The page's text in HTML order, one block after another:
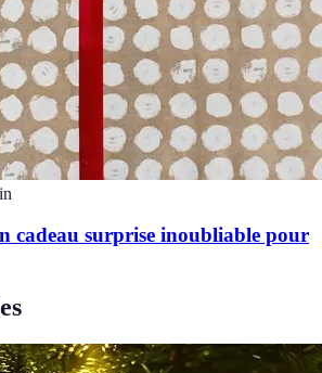
cadeau surprise inoubliable pour